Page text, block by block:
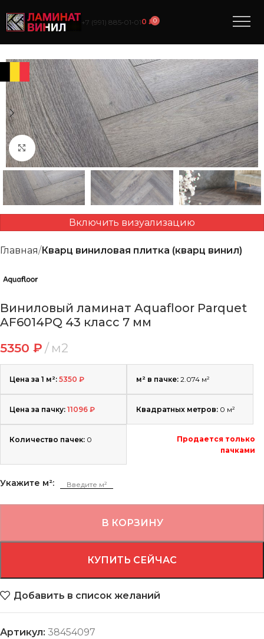
+7 (991) 885‑01‑010₽0
Нажмите, чтобы увеличить
Включить визуализацию
Главная Кварц виниловая плитка (кварц винил)
Виниловый ламинат Aquafloor Parquet
AF6014PQ 43 класс 7 мм
5350 ₽ м2
Цена за 1 м²: 5350 ₽ м² в пачке: 2.074 м²
Цена за пачку: 11096 ₽ Квадратных метров: 0 м²
Количество пачек: 0
Продается только
пачками
Укажите м²:
В КОРЗИНУ
КУПИТЬ СЕЙЧАС
Добавить в список желаний
Артикул: 38454097